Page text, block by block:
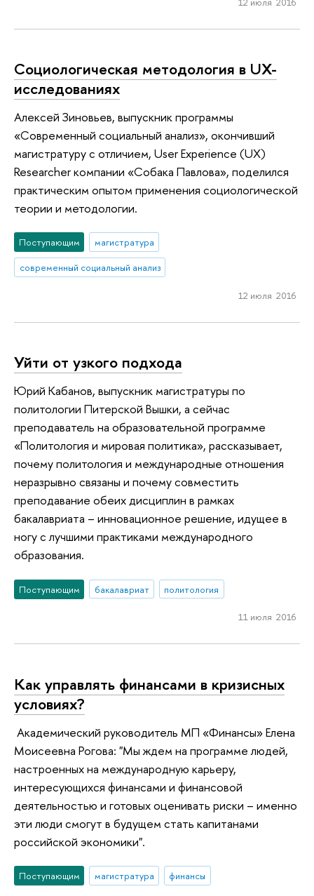
Социологическая методология в UX-
исследованиях
Алексей Зиновьев, выпускник программы
«Современный социальный анализ», окончивший
магистратуру с отличием, User Experience (UX)
Researcher компании «Собака Павлова», поделился
практическим опытом применения социологической
теории и методологии.
Поступающим
магистратура
современный социальный анализ
12 июля 2016
Уйти от узкого подхода
Юрий Кабанов, выпускник магистратуры по
политологии Питерской Вышки, а сейчас
преподаватель на образовательной программе
«Политология и мировая политика», рассказывает,
почему политология и международные отношения
неразрывно связаны и почему совместить
преподавание обеих дисциплин в рамках
бакалавриата – инновационное решение, идущее в
ногу с лучшими практиками международного
образования.
Поступающим бакалавриат политология
11 июля 2016
Как управлять финансами в кризисных
условиях?
Академический руководитель МП «Финансы» Елена
Моисеевна Рогова: "Мы ждем на программе людей,
настроенных на международную карьеру,
интересующихся финансами и финансовой
деятельностью и готовых оценивать риски – именно
эти люди смогут в будущем стать капитанами
российской экономики".
Поступающим магистратура финансы